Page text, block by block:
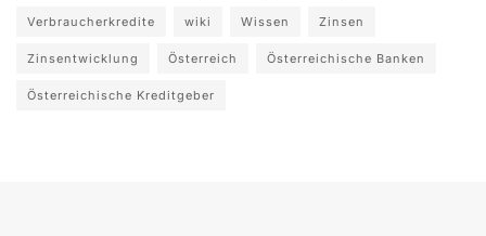
Verbraucherkredite wiki Wissen Zinsen
Zinsentwicklung Österreich Österreichische Banken
Österreichische Kreditgeber